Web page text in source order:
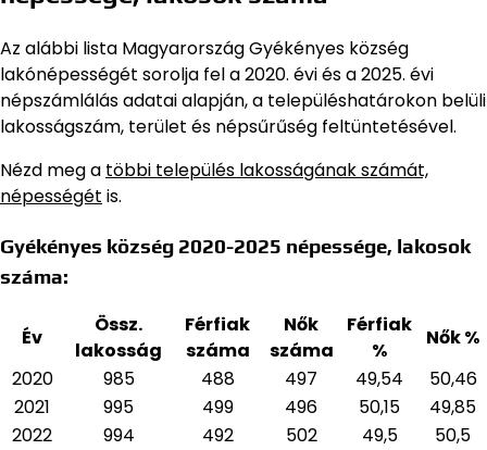
Az alábbi lista Magyarország Gyékényes község
lakónépességét sorolja fel a 2020. évi és a 2025. évi
népszámlálás adatai alapján,a településhatárokon belüli
lakosságszám, terület és népsűrűség feltüntetésével.
Nézd meg a többi település lakosságának számát,
népességét is.
Gyékényes község 2020-2025 népessége, lakosok
száma:
Év
Össz.
lakosság
Férfiak
száma
Nők
száma
Férfiak
%
Nők %
2020
985 488 497 49,54
50,46
2021
995 499 496 50,15
49,85
2022
994 492 502 49,5
50,5